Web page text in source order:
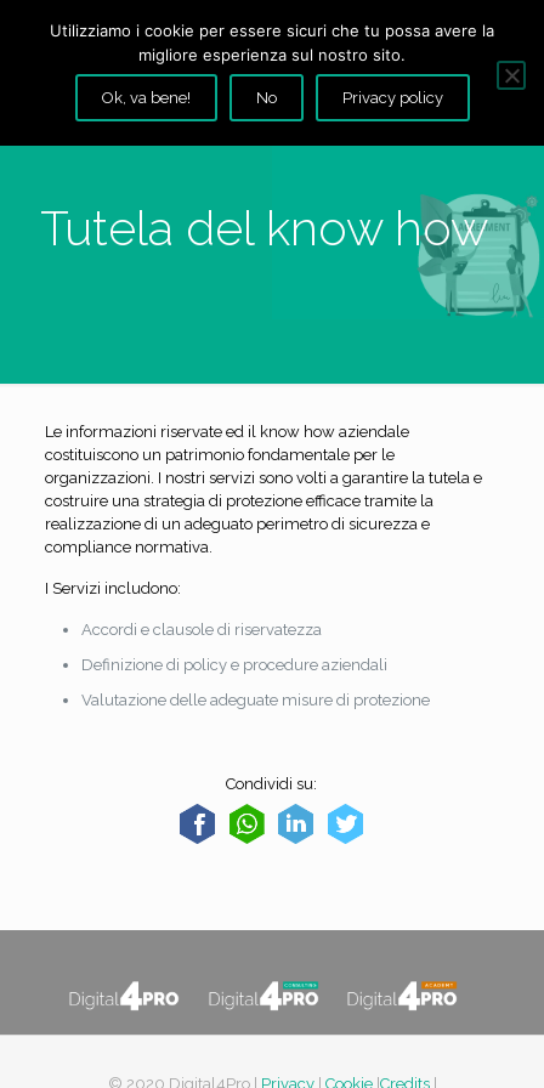
Tutela del know how
Le informazioni riservate ed il know how aziendale
costituiscono un patrimonio fondamentale per le
organizzazioni. I nostri servizi sono volti a garantire la tutela e
costruire una strategia di protezione efficace tramite la
realizzazione di un adeguato perimetro di sicurezza e
compliance normativa.
I Servizi includono:
Accordi e clausole di riservatezza
Definizione di policy e procedure aziendali
Valutazione delle adeguate misure di protezione
Condividi su:
© 2020 Digital4Pro | Privacy| Cookie|Credits|
Utilizziamo i cookie per essere sicuri che tu possa avere la
migliore esperienza sul nostro sito.
Ok, va bene! No Privacy policy